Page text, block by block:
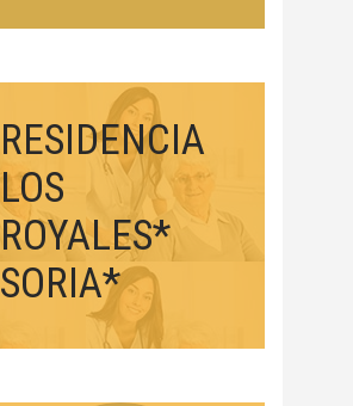
RESIDENCIA
LOS
ROYALES*
SORIA*